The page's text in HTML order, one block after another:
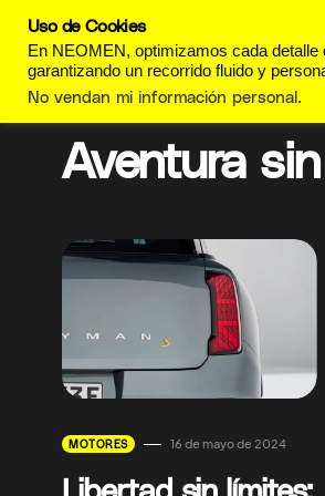
Aventura
MOTORES 16 de mayo de 2024
Uso de Cookies
En NEOMEN, optimizamos cada
garantizando un recorrido fluido y
No vendan mi información personal.